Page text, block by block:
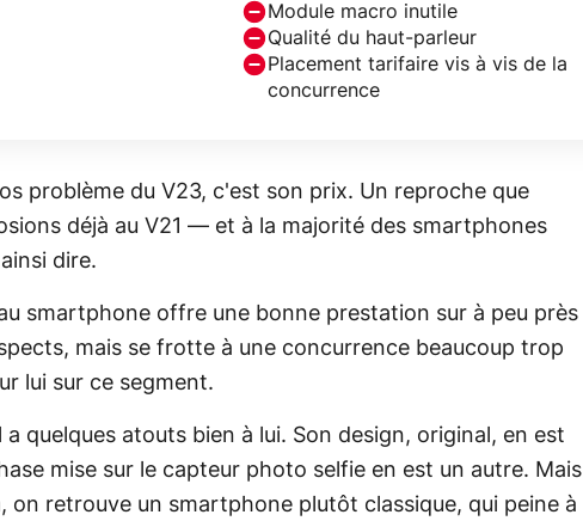
Module macro inutile
Qualité du haut-parleur
Placement tarifaire vis à vis de la
concurrence
problème du V23, c'est son prix. Un reproche que
déjà au V21 — et à la majorité des smartphones
dire.
smartphone offre une bonne prestation sur à peu près
mais se frotte à une concurrence beaucoup trop
lui sur ce segment.
a quelques atouts bien à lui. Son design, original, en est
mise sur le capteur photo selfie en est un autre. Mais
on retrouve un smartphone plutôt classique, qui peine à